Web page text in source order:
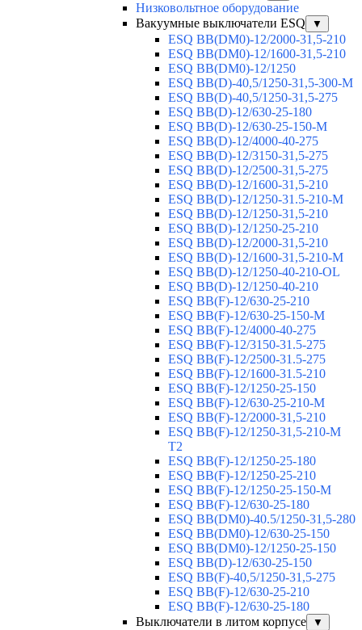
Низковольтное оборудование
Вакуумные выключатели ESQ
▼
ESQ ВВ(DM0)-12/2000-31,5-210
ESQ ВВ(DM0)-12/1600-31,5-210
ESQ ВВ(DM0)-12/1250
ESQ ВВ(D)-40,5/1250-31,5-300-М
ESQ ВВ(D)-40,5/1250-31,5-275
ESQ ВВ(D)-12/630-25-180
ESQ ВВ(D)-12/630-25-150-М
ESQ ВВ(D)-12/4000-40-275
ESQ ВВ(D)-12/3150-31,5-275
ESQ ВВ(D)-12/2500-31,5-275
ESQ ВВ(D)-12/1600-31,5-210
ESQ ВВ(D)-12/1250-31.5-210-М
ESQ ВВ(D)-12/1250-31,5-210
ESQ ВВ(D)-12/1250-25-210
ESQ BB(D)-12/2000-31,5-210
ESQ BB(D)-12/1600-31,5-210-М
ESQ BB(D)-12/1250-40-210-OL
ESQ BB(D)-12/1250-40-210
ESQ ВВ(F)-12/630-25-210
ESQ ВВ(F)-12/630-25-150-М
ESQ ВВ(F)-12/4000-40-275
ESQ ВВ(F)-12/3150-31.5-275
ESQ ВВ(F)-12/2500-31.5-275
ESQ ВВ(F)-12/1600-31.5-210
ESQ ВВ(F)-12/1250-25-150
ESQ BB(F)-12/630-25-210-М
ESQ BB(F)-12/2000-31,5-210
ESQ BB(F)-12/1250-31,5-210-М
T2
ESQ BB(F)-12/1250-25-180
ESQ ВВ(F)-12/1250-25-210
ESQ ВВ(F)-12/1250-25-150-М
ESQ BB(F)-12/630-25-180
ESQ ВВ(DM0)-40.5/1250-31,5-280
ESQ ВВ(DM0)-12/630-25-150
ESQ ВВ(DM0)-12/1250-25-150
ESQ BB(D)-12/630-25-150
ESQ ВВ(F)-40,5/1250-31,5-275
ESQ ВВ(F)-12/630-25-210
ESQ ВВ(F)-12/630-25-180
Выключатели в литом корпусе
▼